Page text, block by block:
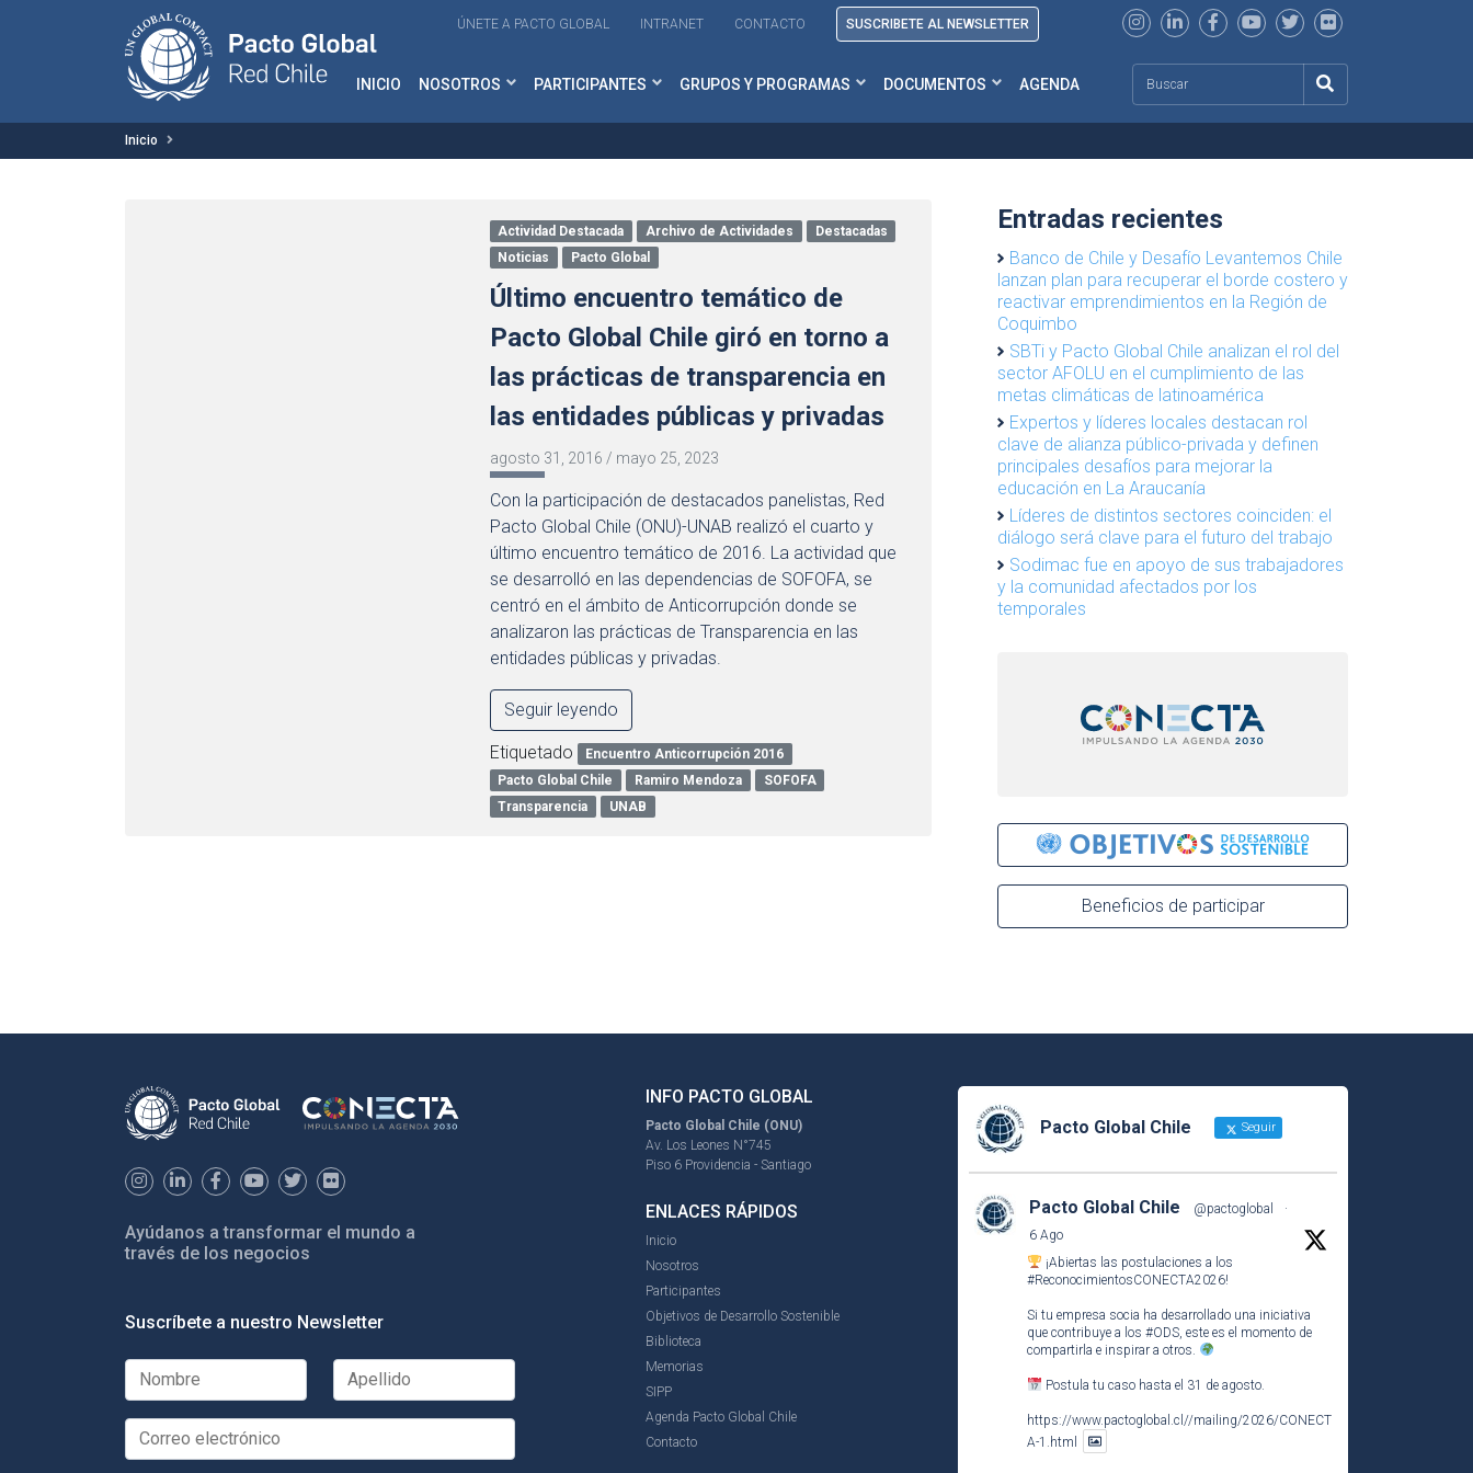
ÚNETE A PACTO GLOBAL INTRANET CONTACTO SUSCRIBETE AL NEWSLETTER
INICIO NOSOTROS PARTICIPANTES GRUPOS Y PROGRAMAS DOCUMENTOS AGENDA
Inicio
Actividad Destacada Archivo de Actividades
Destacadas
Noticias
Pacto Global
Último encuentro temático de
Pacto Global Chile giró en torno a
las prácticas de transparencia en
las entidades públicas y privadas
agosto 31, 2016 / mayo 25, 2023
Con la participación de destacados panelistas, Red
Pacto Global Chile (ONU)-UNAB realizó el cuarto y
último encuentro temático de 2016. La actividad que
se desarrolló en las dependencias de SOFOFA, se
centró en el ámbito de Anticorrupción donde se
analizaron las prácticas de Transparencia en las
entidades públicas y privadas.
Seguir leyendo
Etiquetado
Encuentro Anticorrupción 2016
Pacto Global Chile
Ramiro Mendoza
SOFOFA
Transparencia
UNAB
Entradas recientes
Banco de Chile y Desafío Levantemos Chile
lanzan plan para recuperar el borde costero y
reactivar emprendimientos en la Región de
Coquimbo
SBTi y Pacto Global Chile analizan el rol del
sector AFOLU en el cumplimiento de las
metas climáticas de latinoamérica
Expertos y líderes locales destacan rol
clave de alianza público-privada y definen
principales desafíos para mejorar la
educación en La Araucanía
Líderes de distintos sectores coinciden: el
diálogo será clave para el futuro del trabajo
Sodimac fue en apoyo de sus trabajadores
y la comunidad afectados por los
temporales
Beneficios de participar
Ayúdanos a transformar el mundo a
través de los negocios
Suscríbete a nuestro Newsletter
INFO PACTO GLOBAL
Pacto Global Chile (ONU)
Av. Los Leones N°745
Piso 6 Providencia - Santiago
ENLACES RÁPIDOS
Inicio
Nosotros
Participantes
Objetivos de Desarrollo Sostenible
Biblioteca
Memorias
SIPP
Agenda Pacto Global Chile
Contacto
Pacto Global Chile Seguir
Pacto Global Chile @pactoglobal
·
6 Ago
¡Abiertas las postulaciones a los
#ReconocimientosCONECTA2026!
Si tu empresa socia ha desarrollado una iniciativa
que contribuye a los #ODS, este es el momento de
compartirla e inspirar a otros.
Postula tu caso hasta el 31 de agosto.
https://www.pactoglobal.cl//mailing/2026/CONECT
A-1.html